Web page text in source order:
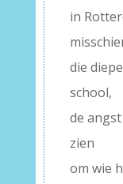
in
die
school,
de
zien
om wie